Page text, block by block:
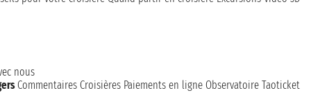
nous
Commentaires Croisières Paiements en ligne Observatoire Taoticket